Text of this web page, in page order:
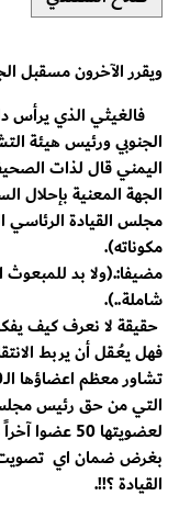
ويقرر الآخرون مسقبل
فالغيثي الذي يرأس
الجنوبي ورئيس هيئة
اليمني قال لذات
الجهة المعنية بإحلال
مجلس القيادة
مكوناته).
مضيفا:.(ولا بد
شاملة..).
حقيقة لا نعرف كيف
فهل يعُـقل أن يربط
التي من حق رئيس
لعضويتها
بغرض ضمان اي تصويت
القيادة ؟!!.